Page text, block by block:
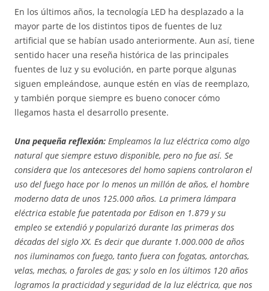
En los últimos años, la tecnología LED ha desplazado a la
mayor parte de los distintos tipos de fuentes de luz
artificial que se habían usado anteriormente. Aun así, tiene
sentido hacer una reseña histórica de las principales
fuentes de luz y su evolución, en parte porque algunas
siguen empleándose, aunque estén en vías de reemplazo,
y también porque siempre es bueno conocer cómo
llegamos hasta el desarrollo presente.
Una pequeña reflexión: Empleamos la luz eléctrica como algo
natural que siempre estuvo disponible, pero no fue así. Se
considera que los antecesores del homo sapiens controlaron el
uso del fuego hace por lo menos un millón de años, el hombre
moderno data de unos 125.000 años. La primera lámpara
eléctrica estable fue patentada por Edison en 1.879 y su
empleo se extendió y popularizó durante las primeras dos
décadas del siglo XX. Es decir que durante 1.000.000 de años
nos iluminamos con fuego, tanto fuera con fogatas, antorchas,
velas, mechas, o faroles de gas; y solo en los últimos 120 años
logramos la practicidad y seguridad de la luz eléctrica, que nos